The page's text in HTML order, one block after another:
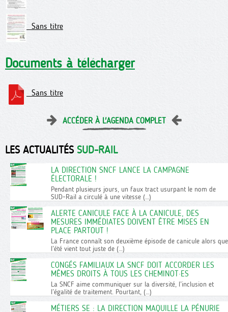
Sans titre
Documents à télécharger
Sans titre
ACCÉDER À L'AGENDA COMPLET
LES ACTUALITÉS SUD-RAIL
LA DIRECTION SNCF LANCE LA CAMPAGNE
ÉLECTORALE !
Pendant plusieurs jours, un faux tract usurpant le nom de
SUD-Rail a circulé à une vitesse (…)
ALERTE CANICULE FACE À LA CANICULE, DES
MESURES IMMÉDIATES DOIVENT ÊTRE MISES EN
PLACE PARTOUT !
La France connaît son deuxième épisode de canicule alors que
l’été vient tout juste de (…)
CONGÉS FAMILIAUX LA SNCF DOIT ACCORDER LES
MÊMES DROITS À TOUS LES CHEMINOT·ES
La SNCF aime communiquer sur la diversité, l’inclusion et
l’égalité de traitement. Pourtant, (…)
MÉTIERS SE : LA DIRECTION MAQUILLE LA PÉNURIE